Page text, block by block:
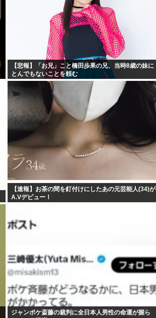
【悲報】「お兄」こと橋田歩果の兄、当時8歳の妹に
とんでもないことを頼む
【速報】お茶の間を釘付けにしたあの元芸能人(34)が
A.Vデビュー！
ジャンポケ斎藤の裁判に全日本人男性の命運が握ら